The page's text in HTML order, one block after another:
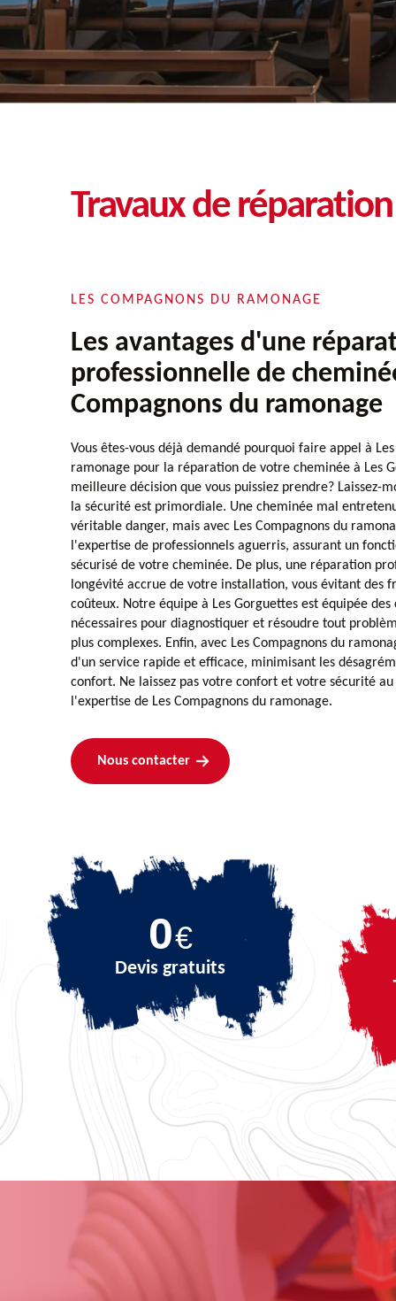
Travaux de
LES COMPAGNONS DU RAMONAGE
Les avantages d'une
professionnelle de
Compagnons du ramonage
Vous êtes-vous déjà demandé pourquoi faire appel à
ramonage pour la réparation de votre cheminée à Les
meilleure décision que vous puissiez prendre? Laissez-
la sécurité est primordiale. Une cheminée mal
véritable danger, mais avec Les Compagnons du
l'expertise de professionnels aguerris, assurant un
sécurisé de votre cheminée. De plus, une réparation
longévité accrue de votre installation, vous évitant des
coûteux. Notre équipe à Les Gorguettes est équipée
nécessaires pour diagnostiquer et résoudre tout
plus complexes. Enfin, avec Les Compagnons du
d'un service rapide et efficace, minimisant les
confort. Ne laissez pas votre confort et votre sécurité
l'expertise de Les Compagnons du ramonage.
Nous contacter
0€
Devis gratuits